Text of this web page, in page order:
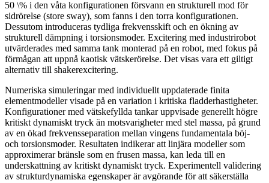
50 \% i den våta konfigurationen försvann en strukturell mod för
sidrörelse (store sway), som fanns i den torra konfigurationen.
Dessutom introduceras tydliga frekvensskift och en ökning av
strukturell dämpning i torsionsmoder. Excitering med industrirobot
utvärderades med samma tank monterad på en robot, med fokus på
förmågan att uppnå kaotisk vätskerörelse. Det visas vara ett giltigt
alternativ till shakerexcitering.
Numeriska simuleringar med individuellt uppdaterade finita
elementmodeller visade på en variation i kritiska fladderhastigheter.
Konfigurationer med vätskefyllda tankar uppvisade generellt högre
kritiskt dynamiskt tryck än motsvarigheter med stel massa, på grund
av en ökad frekvensseparation mellan vingens fundamentala böj-
och torsionsmoder. Resultaten indikerar att linjära modeller som
approximerar bränsle som en frusen massa, kan leda till en
underskattning av kritiskt dynamiskt tryck. Experimentell validering
av strukturdynamiska egenskaper är avgörande för att säkerställa